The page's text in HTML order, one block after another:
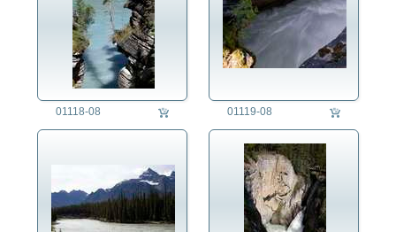
01118-08 01119-08